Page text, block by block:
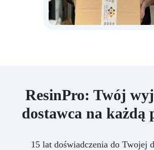
ResinPro: Twój
dostawca na każdą
15 lat doświadczenia do Twojej